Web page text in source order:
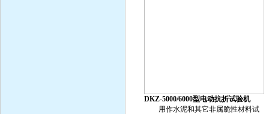
DKZ-5000/6000型电动抗折试验机
用作水泥和其它非属脆性材料试